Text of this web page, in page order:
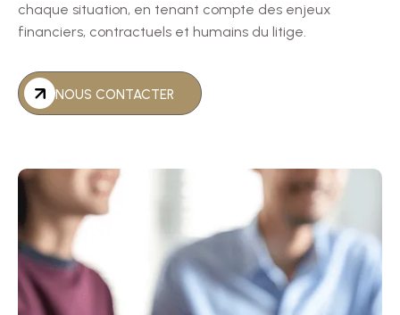
chaque situation, en tenant compte des enjeux
financiers, contractuels et humains du litige.
NOUS CONTACTER